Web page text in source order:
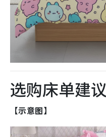
选购床单建议
【示意图】